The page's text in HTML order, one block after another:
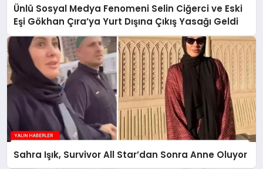
Ünlü Sosyal Medya Fenomeni Selin Ciğerci ve Eski
Eşi Gökhan Çıra’ya Yurt Dışına Çıkış Yasağı Geldi
Sahra Işık, Survivor All Star’dan Sonra Anne Oluyor